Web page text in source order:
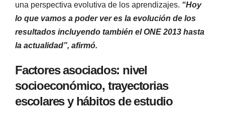
una perspectiva evolutiva de los aprendizajes. “Hoy
lo que vamos a poder ver es la evolución de los
resultados incluyendo también el ONE 2013 hasta
la actualidad”, afirmó.
Factores asociados: nivel
socioeconómico, trayectorias
escolares y hábitos de estudio